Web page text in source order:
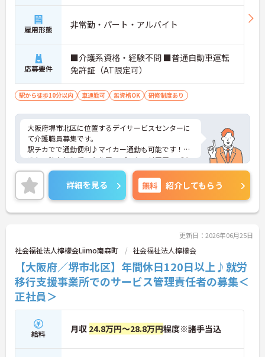
・スマホ記録や睡眠センサーを活用したデータに基
づくケアにより、夜間巡視や申し送りなどの業務負
・業務の効率化により月の平均残業時間は10時間程
度と少なく、体力的なゆとりを持ってご入居者様と
向き合えます。
【ご家族も安心できる、圧倒的な福利厚生が整って
います】
・ご家族分も含めて年間3万円までの医療費補助
や、教育サービスの70%割引など、生活全体を支え
る独自の福利厚生が利用できます。
・小学校3年生までの時短・夜勤免除制度があり、
男性の育休取得実績も豊富なため、ライフステージ
が変化しても安心です。
【プライベートとの両立がしやすい環境です】
・有給取得促進手当の支給や、5連休以上の長期休
く、新しい方もこれまでの経験を活かしてすぐに馴
染める温かい社風です。
雇用形態 非常勤・パート・アルバイト
応募要件
■介護系資格・経験不問 ■普通自動車運転
免許証（AT限定可）
駅から徒歩10分以内 車通勤可 無資格OK 研修制度あり
大阪府堺市北区に位置するデイサービスセンターに
て介護職員募集です。
駅チカでで通勤便利♪マイカー通勤も可能です！
また、法人としてスキルアップ・キャリアアップの
制度が整っており、向上心を持って働くことができ
ます！
ご興味ある方には、面接対策ポイントなど、さらに
詳細をお話しいたしますのでお気軽にご相談くださ
い！
詳細を見る 無料 紹介してもらう
更新日：2026年06月25日
社会福祉法人檸檬会Liimo南森町 社会福祉法人檸檬会
【大阪府／堺市北区】年間休日120日以上♪就労
移行支援事業所でのサービス管理責任者の募集＜
正社員＞
給料 月収 24.8万円～28.8万円程度※諸手当込